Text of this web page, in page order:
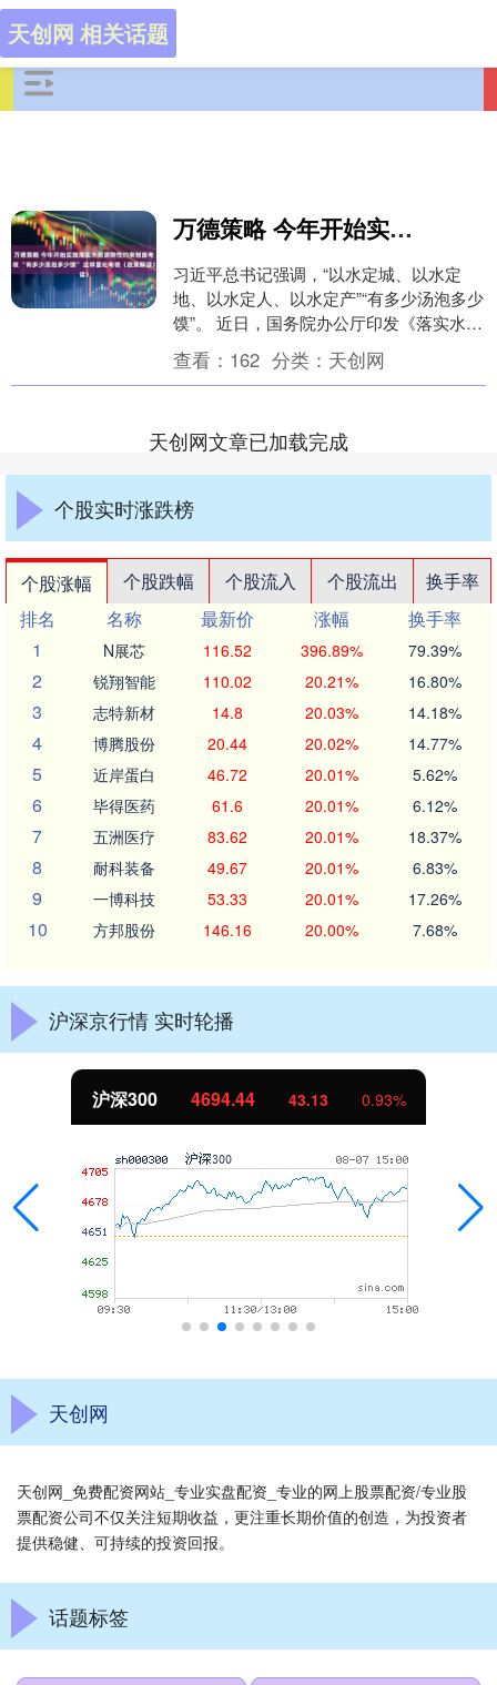
天创网 相关话题
万德策略 今年开始实施落实水资源刚性约束制度考核 “有多少汤泡多少馍” 这样量化考核（政策解读）
习近平总书记强调，“以水定城、以水定
地、以水定人、以水定产”“有多少汤泡多少
馍”。 近日，国务院办公厅印发《落实水资
源刚性约束制度考核办法》（以下简称“考
核办法....
查看： 162 分类： 天创网
天创网文章已加载完成
个股实时涨跌榜
个股涨幅 个股跌幅 个股流入 个股流出
换手率
排名
名称 最新价 涨幅
换手率
1
N展芯 116.52 396.89% 79.39%
2 锐翔智能 110.02 20.21% 16.80%
3 志特新材 14.8 20.03% 14.18%
4 博腾股份 20.44 20.02% 14.77%
5 近岸蛋白 46.72 20.01% 5.62%
6 毕得医药 61.6 20.01% 6.12%
7 五洲医疗 83.62 20.01% 18.37%
8 耐科装备 49.67 20.01% 6.83%
9 一博科技 53.33 20.01% 17.26%
10 方邦股份 146.16 20.00% 7.68%
沪深京行情 实时轮播
北证50 1134.24
天创网
天创网_免费配资网站_专业实盘配资_专业的网上股票配资/专业股
票配资公司不仅关注短期收益，更注重长期价值的创造，为投资者
提供稳健、可持续的投资回报。
话题标签